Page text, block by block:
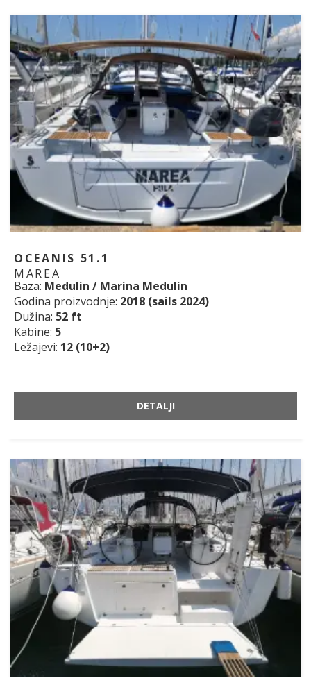
OCEANIS 51.1
MAREA
Baza: Medulin / Marina Medulin
Godina proizvodnje: 2018 (sails 2024)
Dužina: 52 ft
Kabine: 5
Ležajevi: 12 (10+2)
DETALJI